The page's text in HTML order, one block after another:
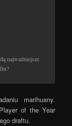
najważniejsze
marihuany.
of the Year
draftu.